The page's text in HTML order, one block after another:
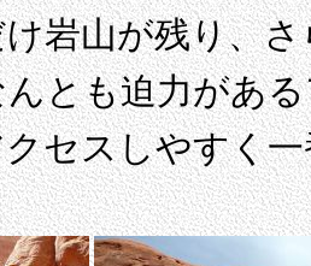
岩山が残り、
とも迫力があ
セスしやすく